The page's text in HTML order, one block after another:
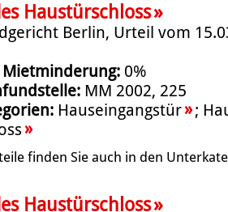
Haustürschloss»
Berlin, Urteil vom
0%
MM 2002, 225
Hauseingangstür»;
»
finden Sie auch in den
Haustürschloss»